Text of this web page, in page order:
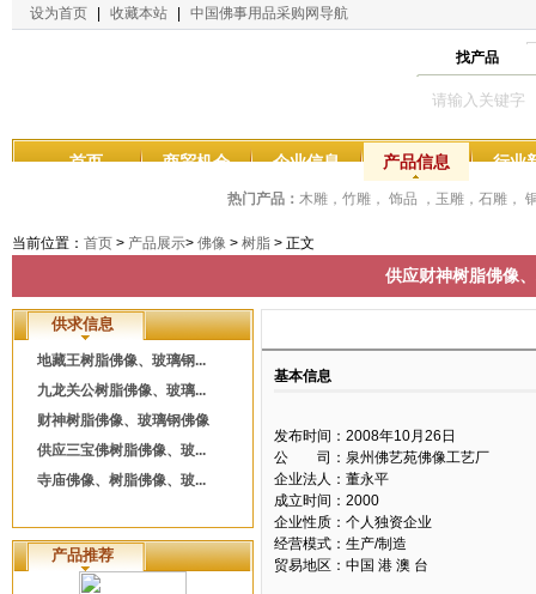
设为首页 收藏本站 中国佛事用品采购网导航
找产品
首页 商贸机会 企业信息 产品信息 行业
热门产品： 木雕，竹雕， 饰品 ，玉雕，石雕，
当前位置： 首页 > 产品展示> 佛像 > 树脂 > 正文
供应财神树脂佛像
供求信息
地藏王树脂佛像、玻璃钢...
九龙关公树脂佛像、玻璃...
财神树脂佛像、玻璃钢佛像
供应三宝佛树脂佛像、玻...
寺庙佛像、树脂佛像、玻...
产品推荐
基本信息
发布时间：2008年10月26日
公 司：泉州佛艺苑佛像工艺厂
企业法人：董永平
成立时间：2000
企业性质：个人独资企业
经营模式：生产/制造
贸易地区：中国 港 澳 台